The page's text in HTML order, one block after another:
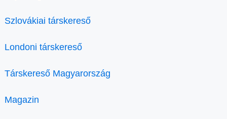
Szlovákiai társkereső
Londoni társkereső
Társkereső Magyarország
Magazin